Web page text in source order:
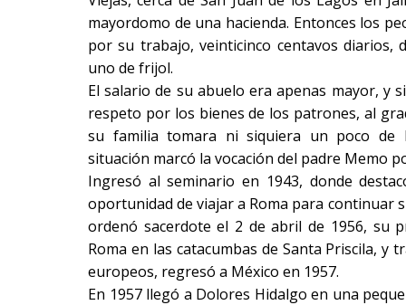
mayordomo de una hacienda. Entonces los
por su trabajo, veinticinco centavos diarios,
uno de frijol.
El salario de su abuelo era apenas mayor, y
respeto por los bienes de los patrones, al
su familia tomara ni siquiera un poco de
situación marcó la vocación del padre Memo
Ingresó al seminario en 1943, donde
oportunidad de viajar a Roma para continuar
ordenó sacerdote el 2 de abril de 1956, su
Roma en las catacumbas de Santa Priscila, y
europeos, regresó a México en 1957.
En 1957 llegó a Dolores Hidalgo en una